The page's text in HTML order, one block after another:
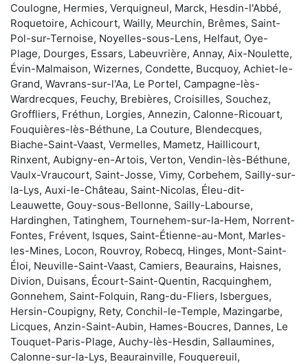
Coulogne, Hermies, Verquigneul, Marck, Hesdin-l'Abbé,
Roquetoire, Achicourt, Wailly, Meurchin, Brêmes, Saint-
Pol-sur-Ternoise, Noyelles-sous-Lens, Helfaut, Oye-
Plage, Dourges, Essars, Labeuvrière, Annay, Aix-Noulette,
Évin-Malmaison, Wizernes, Condette, Bucquoy, Achiet-le-
Grand, Wavrans-sur-l'Aa, Le Portel, Campagne-lès-
Wardrecques, Feuchy, Brebières, Croisilles, Souchez,
Groffliers, Fréthun, Lorgies, Annezin, Calonne-Ricouart,
Fouquières-lès-Béthune, La Couture, Blendecques,
Biache-Saint-Vaast, Vermelles, Mametz, Haillicourt,
Rinxent, Aubigny-en-Artois, Verton, Vendin-lès-Béthune,
Vaulx-Vraucourt, Saint-Josse, Vimy, Corbehem, Sailly-sur-
la-Lys, Auxi-le-Château, Saint-Nicolas, Éleu-dit-
Leauwette, Gouy-sous-Bellonne, Sailly-Labourse,
Hardinghen, Tatinghem, Tournehem-sur-la-Hem, Norrent-
Fontes, Frévent, Isques, Saint-Étienne-au-Mont, Marles-
les-Mines, Locon, Rouvroy, Robecq, Hinges, Mont-Saint-
Éloi, Neuville-Saint-Vaast, Camiers, Beaurains, Haisnes,
Divion, Duisans, Écourt-Saint-Quentin, Racquinghem,
Gonnehem, Saint-Folquin, Rang-du-Fliers, Isbergues,
Hersin-Coupigny, Rety, Conchil-le-Temple, Mazingarbe,
Licques, Anzin-Saint-Aubin, Hames-Boucres, Dannes, Le
Touquet-Paris-Plage, Auchy-lès-Hesdin, Sallaumines,
Calonne-sur-la-Lys, Beaurainville, Fouquereuil,